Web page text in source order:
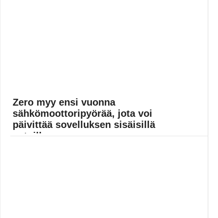
Zero myy ensi vuonna
sähkömoottoripyörää, jota voi
päivittää sovelluksen sisäisillä
ostoilla